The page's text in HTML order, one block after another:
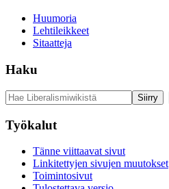
Huumoria
Lehtileikkeet
Sitaatteja
Haku
Työkalut
Tänne viittaavat sivut
Linkitettyjen sivujen muutokset
Toimintosivut